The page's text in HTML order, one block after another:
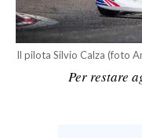
LAVORO
BANDI
SPORT IN SARDEGNA
Il pilota Silvio Calza (foto
Per restare